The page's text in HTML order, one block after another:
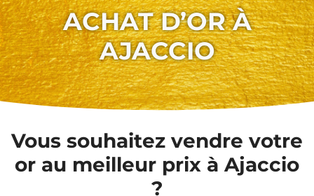
ACHAT D’OR À
AJACCIO
Vous souhaitez vendre votre
or au meilleur prix à Ajaccio
?